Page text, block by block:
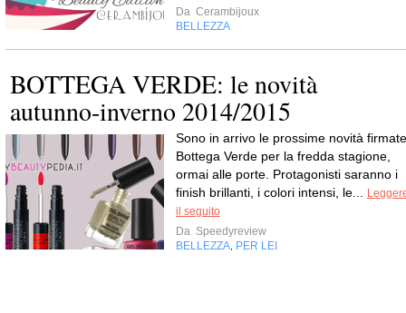
Da Cerambijoux
BELLEZZA
BOTTEGA VERDE: le novità
autunno-inverno 2014/2015
Sono in arrivo le prossime novità firmate
Bottega Verde per la fredda stagione,
ormai alle porte. Protagonisti saranno i
finish brillanti, i colori intensi, le...
il seguito
Da Speedyreview
BELLEZZA, PER LEI